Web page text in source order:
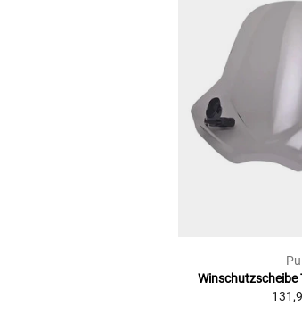
Winschutzscheibe